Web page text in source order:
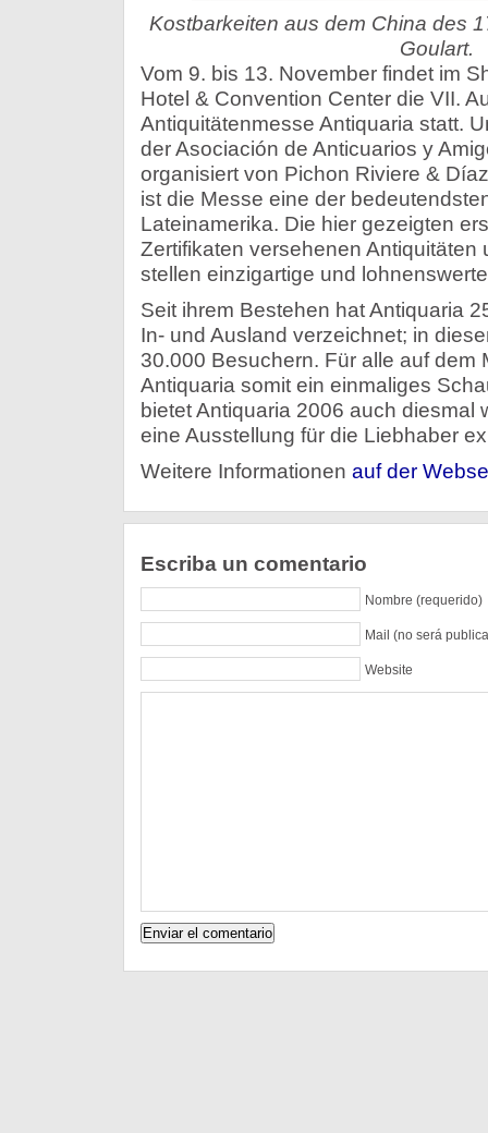
Kostbarkeiten aus dem China des
Goulart.
Vom 9. bis 13. November findet im
Hotel & Convention Center die VII.
Antiquitätenmesse Antiquaria statt.
der Asociación de Anticuarios y
organisiert von Pichon Riviere &
ist die Messe eine der
Lateinamerika. Die hier gezeigten
Zertifikaten versehenen Antiquitäten
stellen einzigartige und
Seit ihrem Bestehen hat Antiquaria
In- und Ausland verzeichnet; in
30.000 Besuchern. Für alle auf dem
Antiquaria somit ein einmaliges
bietet Antiquaria 2006 auch diesmal
eine Ausstellung für die Liebhaber
Weitere Informationen auf der
Escriba un comentario
Nombre (requerido)
Mail (no será
Website